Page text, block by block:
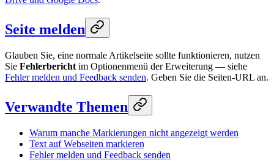
Seite melden
Glauben Sie, eine normale Artikelseite sollte funktionieren, nutzen
Sie Fehlerbericht im Optionenmenü der Erweiterung — siehe
Fehler melden und Feedback senden. Geben Sie die Seiten-URL an.
Verwandte Themen
Warum manche Markierungen nicht angezeigt werden
Text auf Webseiten markieren
Fehler melden und Feedback senden